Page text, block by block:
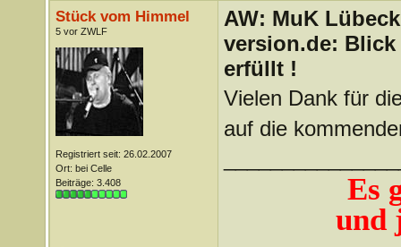
Stück vom Himmel
5 vor ZWLF
Registriert seit: 26.02.2007
Ort: bei Celle
Beiträge: 3.408
AW: MuK
version.de: Blick
erfüllt !
Vielen Dank für
auf die
Es
und